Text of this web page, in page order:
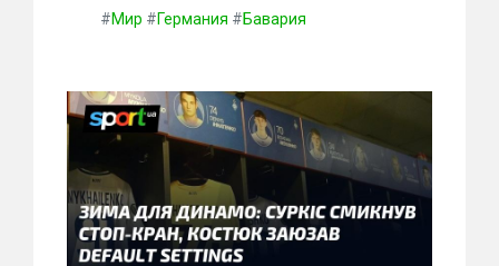
#Мир #Германия #Бавария